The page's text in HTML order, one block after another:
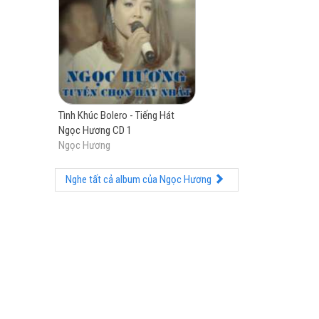
Tình Khúc Bolero - Tiếng Hát
Ngọc Hương CD 1
Ngọc Hương
Nghe tất cả album của Ngọc Hương